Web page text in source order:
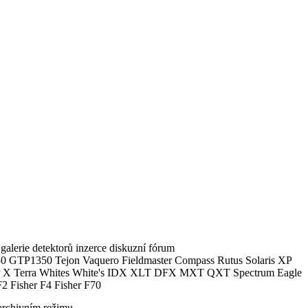
detektorů inzerce diskuzní fórum
Tejon Vaquero Fieldmaster Compass Rutus Solaris XP
Terra Whites White's IDX XLT DFX MXT QXT Spectrum Eagle
Fisher F4 Fisher F70